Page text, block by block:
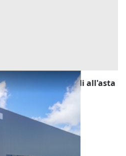
Esigenze Industriali all'asta